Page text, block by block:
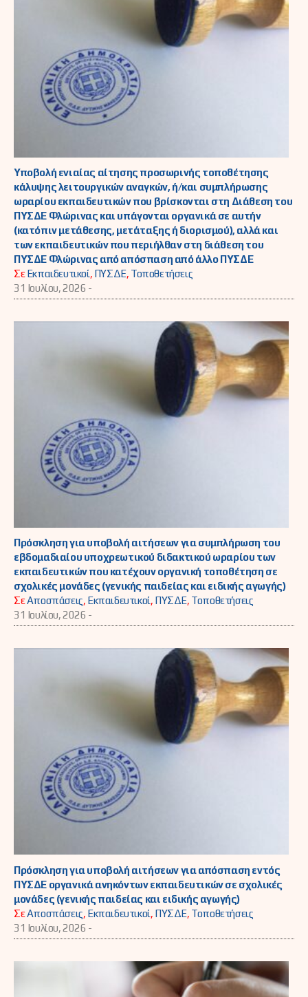
Υποβολή ενιαίας αίτησης προσωρινής τοποθέτησης
κάλυψης λειτουργικών αναγκών, ή/και συμπλήρωσης
ωραρίου εκπαιδευτικών που βρίσκονται στη Διάθεση του
ΠΥΣΔΕ Φλώρινας και υπάγονται οργανικά σε αυτήν
(κατόπιν μετάθεσης, μετάταξης ή διορισμού), αλλά και
των εκπαιδευτικών που περιήλθαν στη διάθεση του
ΠΥΣΔΕ Φλώρινας από απόσπαση από άλλο ΠΥΣΔΕ
ΣεΕκπαιδευτικοί, ΠΥΣΔΕ, Τοποθετήσεις
31 Ιουλίου, 2026 -
Πρόσκληση για υποβολή αιτήσεων για συμπλήρωση του
εβδομαδιαίου υποχρεωτικού διδακτικού ωραρίου των
εκπαιδευτικών που κατέχουν οργανική τοποθέτηση σε
σχολικές μονάδες (γενικής παιδείας και ειδικής αγωγής)
ΣεΑποσπάσεις, Εκπαιδευτικοί, ΠΥΣΔΕ, Τοποθετήσεις
31 Ιουλίου, 2026 -
Πρόσκληση για υποβολή αιτήσεων για απόσπαση εντός
ΠΥΣΔΕ οργανικά ανηκόντων εκπαιδευτικών σε σχολικές
μονάδες (γενικής παιδείας και ειδικής αγωγής)
ΣεΑποσπάσεις, Εκπαιδευτικοί, ΠΥΣΔΕ, Τοποθετήσεις
31 Ιουλίου, 2026 -